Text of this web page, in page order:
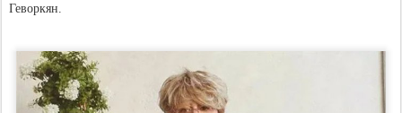
Геворкян.